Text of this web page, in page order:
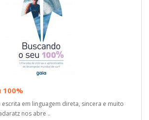
100%
em linguagem direta, sincera e muito
nos abre ..